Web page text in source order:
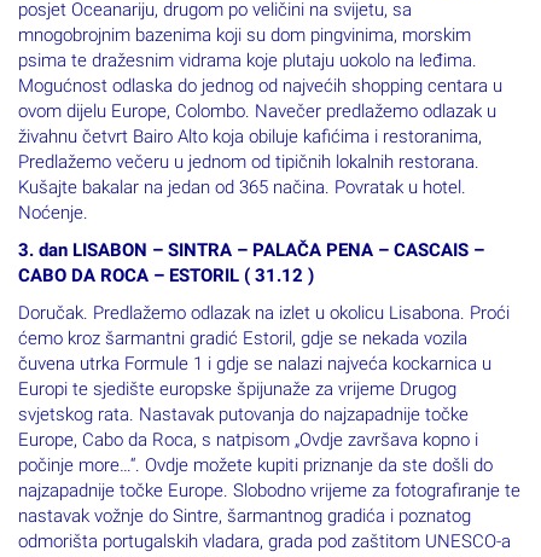
mnogobrojnim bazenima koji su dom pingvinima, morskim
psima te dražesnim vidrama koje plutaju uokolo na leđima.
Mogućnost odlaska do jednog od najvećih shopping centara u
ovom dijelu Europe, Colombo. Navečer predlažemo odlazak u
živahnu četvrt Bairo Alto koja obiluje kafićima i restoranima,
Predlažemo večeru u jednom od tipičnih lokalnih restorana.
Kušajte bakalar na jedan od 365 načina. Povratak u hotel.
Noćenje.
3. dan LISABON – SINTRA – PALAČA PENA – CASCAIS –
CABO DA ROCA – ESTORIL ( 31.12 )
Doručak. Predlažemo odlazak na izlet u okolicu Lisabona. Proći
ćemo kroz šarmantni gradić Estoril, gdje se nekada vozila
čuvena utrka Formule 1 i gdje se nalazi najveća kockarnica u
Europi te sjedište europske špijunaže za vrijeme Drugog
svjetskog rata. Nastavak putovanja do najzapadnije točke
Europe, Cabo da Roca, s natpisom „Ovdje završava kopno i
počinje more…“. Ovdje možete kupiti priznanje da ste došli do
najzapadnije točke Europe. Slobodno vrijeme za fotografiranje te
nastavak vožnje do Sintre, šarmantnog gradića i poznatog
odmorišta portugalskih vladara, grada pod zaštitom UNESCO-a
s prekrasnom kraljevskom palačom. Svakako predlažemo posjet